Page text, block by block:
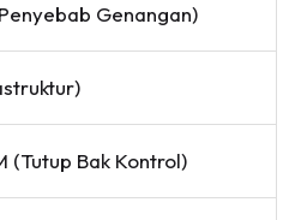
Genangan)
(Tutup Bak Kontrol)